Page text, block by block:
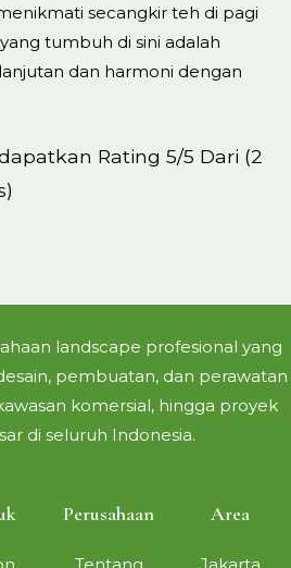
secangkir teh di pagi
tumbuh di sini adalah
dan harmoni dengan
Rating 5/5 Dari (2
landscape profesional yang
pembuatan, dan perawatan
komersial, hingga proyek
di seluruh Indonesia.
Perusahaan Area